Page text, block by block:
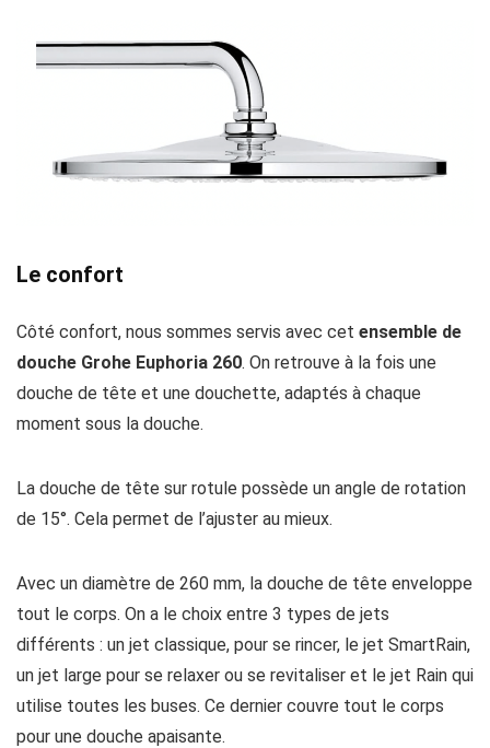
Le confort
Côté confort, nous sommes servis avec cet ensemble de
douche Grohe Euphoria 260. On retrouve à la fois une
douche de tête et une douchette, adaptés à chaque
moment sous la douche.
La douche de tête sur rotule possède un angle de rotation
de 15°. Cela permet de l’ajuster au mieux.
Avec un diamètre de 260 mm, la douche de tête enveloppe
tout le corps. On a le choix entre 3 types de jets
différents : un jet classique, pour se rincer, le jet SmartRain,
un jet large pour se relaxer ou se revitaliser et le jet Rain qui
utilise toutes les buses. Ce dernier couvre tout le corps
pour une douche apaisante.